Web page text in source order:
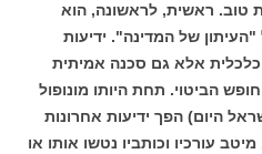
טוב. ראשית, לראשונה, הוא
של המדינה". ידיעות
כלכלית אלא גם סכנה אמיתית
הביטוי. תחת היותו מונופול
היום) הפך ידיעות אחרונות
עורכיו וכותביו נטשו אותו או